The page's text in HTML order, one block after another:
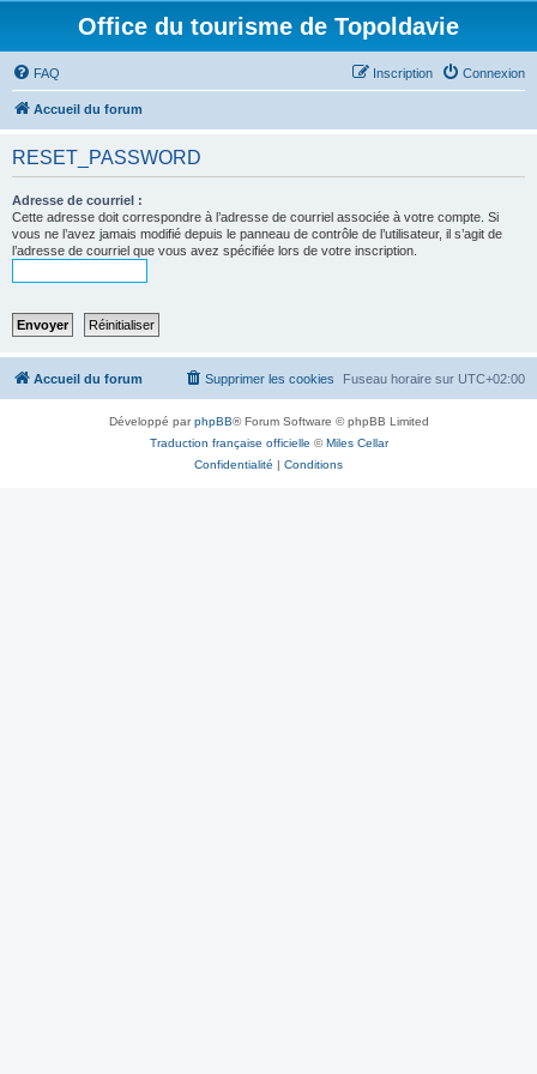
Office du tourisme de Topoldavie
FAQ Connexion
Inscription
Accueil du forum
RESET_PASSWORD
Adresse de courriel :
Cette adresse doit correspondre à l’adresse de courriel associée à votre compte. Si
vous ne l’avez jamais modifié depuis le panneau de contrôle de l’utilisateur, il s’agit de
l’adresse de courriel que vous avez spécifiée lors de votre inscription.
Accueil du forum Fuseau horaire sur UTC+02:00
Supprimer les cookies
Développé parphpBB® Forum Software © phpBB Limited
Traduction française officielle ©Miles Cellar
Confidentialité | Conditions